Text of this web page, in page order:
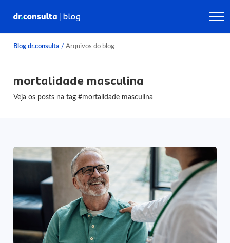
Blog dr.consulta / Arquivos do blog
mortalidade masculina
Veja os posts na tag#mortalidade masculina